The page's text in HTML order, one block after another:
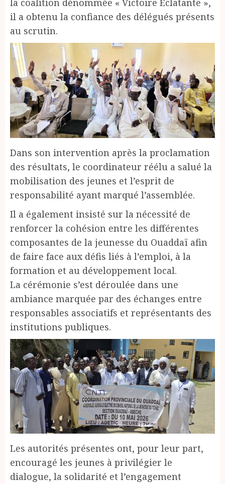
la coalition dénommée « Victoire Éclatante »,
il a obtenu la confiance des délégués présents
au scrutin.
Dans son intervention après la proclamation
des résultats, le coordinateur réélu a salué la
mobilisation des jeunes et l’esprit de
responsabilité ayant marqué l’assemblée.
Il a également insisté sur la nécessité de
renforcer la cohésion entre les différentes
composantes de la jeunesse du Ouaddaï afin
de faire face aux défis liés à l’emploi, à la
formation et au développement local.
La cérémonie s’est déroulée dans une
ambiance marquée par des échanges entre
responsables associatifs et représentants des
institutions publiques.
Les autorités présentes ont, pour leur part,
encouragé les jeunes à privilégier le
dialogue, la solidarité et l’engagement